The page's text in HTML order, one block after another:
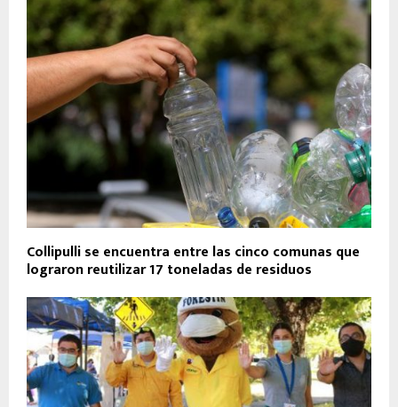
Collipulli se encuentra entre las cinco comunas que
lograron reutilizar 17 toneladas de residuos